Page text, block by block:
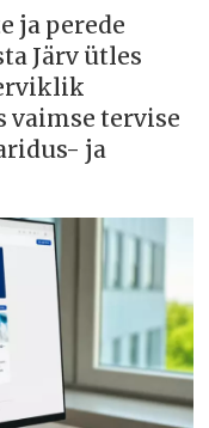
ja perede
Järv ütles
vaimse tervise
ja